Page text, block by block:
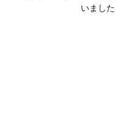
いました